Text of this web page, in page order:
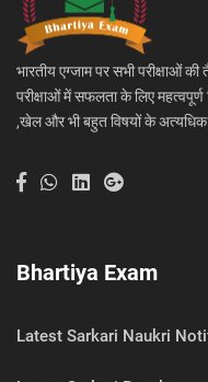
भारतीय एग्जाम पर सभी परीक्षाओं
परीक्षाओं में सफलता के लिए महत्वपूर्ण
,खेल और भी बहुत विषयों के अत्यधिक
Bhartiya Exam
Latest Sarkari Naukri